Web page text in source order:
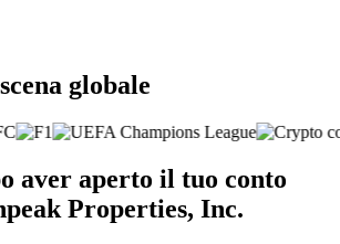
globale
aver aperto il tuo conto
Properties, Inc.